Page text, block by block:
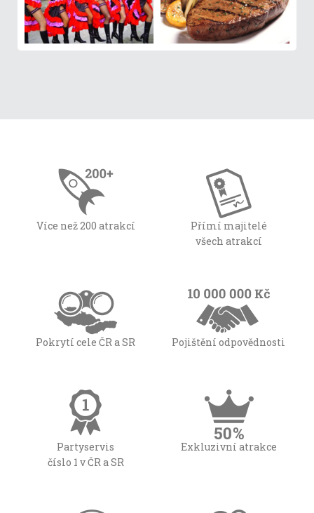
Více než 200 atrakcí
Přímí majitelé
všech atrakcí
Pokrytí cele ČR a SR Pojištění odpovědnosti
Partyservis
číslo 1 v ČR a SR
Exkluzivní atrakce